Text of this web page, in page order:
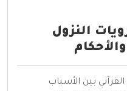
النزول
بين الأسباب